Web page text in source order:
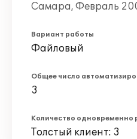
Самара, Февраль
Вариант работы
Файловый
Общее число
3
Количество одновременно
Толстый клиент: 3